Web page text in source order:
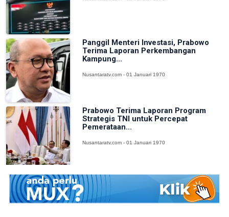
Panggil Menteri Investasi, Prabowo
Terima Laporan Perkembangan
Kampung...
Nusantaratv.com - 01 Januari 1970
Prabowo Terima Laporan Program
Strategis TNI untuk Percepat
Pemerataan...
Nusantaratv.com - 01 Januari 1970